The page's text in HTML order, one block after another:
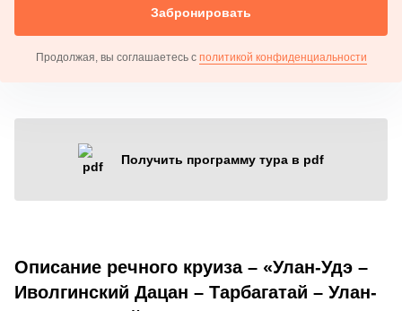
Забронировать
Продолжая, вы соглашаетесь с политикой конфиденциальности
Получить программу тура в pdf
Описание речного круиза – «Улан-Удэ –
Иволгинский Дацан – Тарбагатай – Улан-